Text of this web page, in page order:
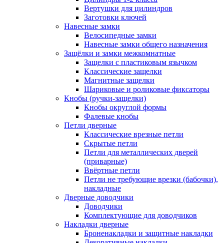
Вертушки для цилиндров
Заготовки ключей
Навесные замки
Велосипедные замки
Навесные замки общего назначения
Защёлки и замки межкомнатные
Защелки с пластиковым язычком
Классические защелки
Магнитные защелки
Шариковые и роликовые фиксаторы
Кнобы (ручки-защелки)
Кнобы округлой формы
Фалевые кнобы
Петли дверные
Классические врезные петли
Скрытые петли
Петли для металлических дверей
(приварные)
Ввёртные петли
Петли не требующие врезки (бабочки),
накладные
Дверные доводчики
Доводчики
Комплектующие для доводчиков
Накладки дверные
Броненакладки и защитные накладки